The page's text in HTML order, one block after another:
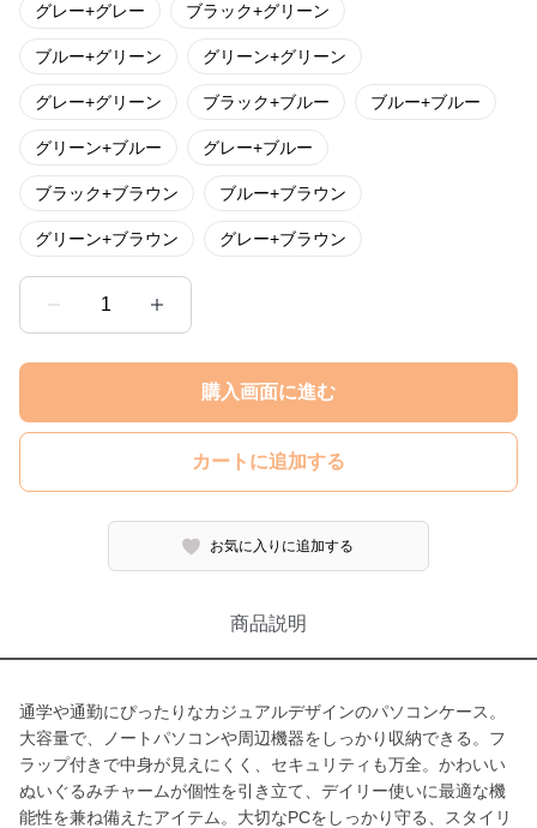
グレー+グレー ブラック+グリーン
ブルー+グリーン グリーン+グリーン
グレー+グリーン ブラック+ブルー ブルー+ブルー
グリーン+ブルー グレー+ブルー
ブラック+ブラウン ブルー+ブラウン
グリーン+ブラウン グレー+ブラウン
1
購入画面に進む
カートに追加する
お気に入りに追加する
商品説明
通学や通勤にぴったりなカジュアルデザインのパソコンケース。
大容量で、ノートパソコンや周辺機器をしっかり収納できる。フ
ラップ付きで中身が見えにくく、セキュリティも万全。かわいい
ぬいぐるみチャームが個性を引き立て、デイリー使いに最適な機
能性を兼ね備えたアイテム。大切なPCをしっかり守る、スタイリ